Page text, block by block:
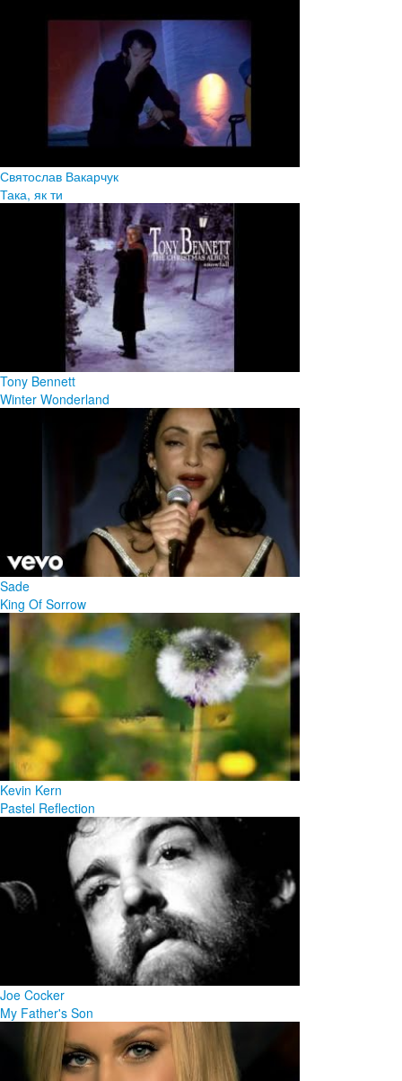
Святослав Вакарчук
Така, як ти
Tony Bennett
Winter Wonderland
Sade
King Of Sorrow
Kevin Kern
Pastel Reflection
Joe Cocker
My Father's Son